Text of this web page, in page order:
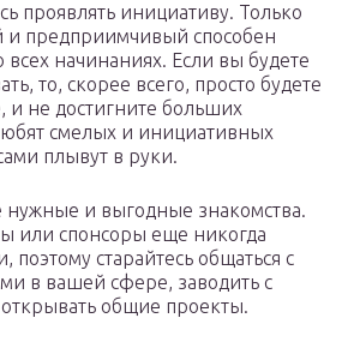
проявлять инициативу. Только
и предприимчивый способен
всех начинаниях. Если вы будете
то, скорее всего, просто будете
и не достигните больших
смелых и инициативных
плывут в руки.
нужные и выгодные знакомства.
или спонсоры еще никогда
старайтесь общаться с
в вашей сфере, заводить с
общие проекты.